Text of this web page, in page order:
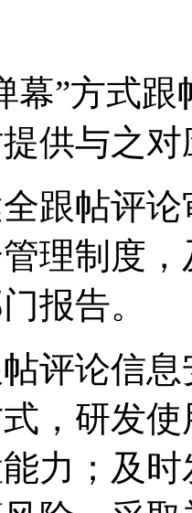
幕”方式
供与之
全跟帖评
理制度
报告。
帖评论信
，研发
力；及